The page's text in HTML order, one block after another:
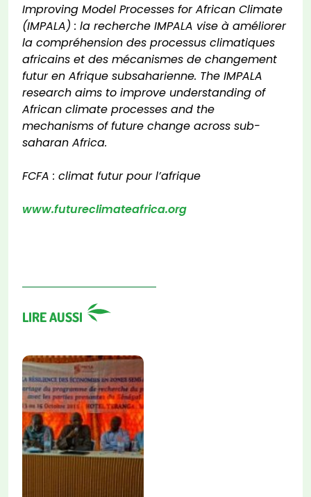
Improving Model Processes for African Climate
(IMPALA) : la recherche IMPALA vise à améliorer
la compréhension des processus climatiques
africains et des mécanismes de changement
futur en Afrique subsaharienne. The IMPALA
research aims to improve understanding of
African climate processes and the
mechanisms of future change across sub-
saharan Africa.
FCFA : climat futur pour l’afrique
www.futureclimateafrica.org
LIRE AUSSI